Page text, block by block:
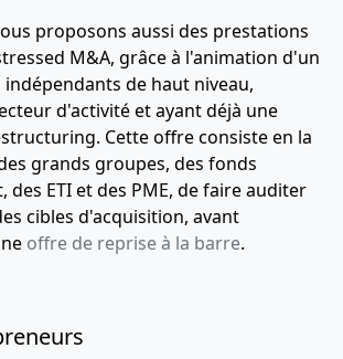
proposons aussi des prestations
M&A, grâce à l'animation d'un
de haut niveau,
d'activité et ayant déjà une
Cette offre consiste en la
grands groupes, des fonds
des ETI et des PME, de faire auditer
cibles d'acquisition, avant
offre de reprise à la barre.